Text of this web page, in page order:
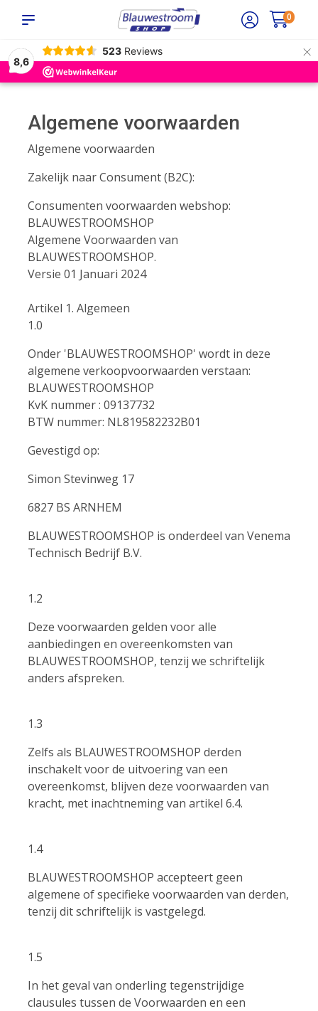
8,6
523 Reviews ×
0
Algemene voorwaarden
Algemene voorwaarden
Zakelijk naar Consument (B2C):
Consumenten voorwaarden webshop:
BLAUWESTROOMSHOP
Algemene Voorwaarden van
BLAUWESTROOMSHOP.
Versie 01 Januari 2024
Artikel 1. Algemeen
1.0
Onder 'BLAUWESTROOMSHOP' wordt in deze
algemene verkoopvoorwaarden verstaan:
BLAUWESTROOMSHOP
KvK nummer : 09137732
BTW nummer: NL819582232B01
Gevestigd op:
Simon Stevinweg 17
6827 BS ARNHEM
BLAUWESTROOMSHOP is onderdeel van Venema
Technisch Bedrijf B.V.
1.2
Deze voorwaarden gelden voor alle
aanbiedingen en overeenkomsten van
BLAUWESTROOMSHOP, tenzij we schriftelijk
anders afspreken.
1.3
Zelfs als BLAUWESTROOMSHOP derden
inschakelt voor de uitvoering van een
overeenkomst, blijven deze voorwaarden van
kracht, met inachtneming van artikel 6.4.
1.4
BLAUWESTROOMSHOP accepteert geen
algemene of specifieke voorwaarden van derden,
tenzij dit schriftelijk is vastgelegd.
1.5
In het geval van onderling tegenstrijdige
clausules tussen de Voorwaarden en een